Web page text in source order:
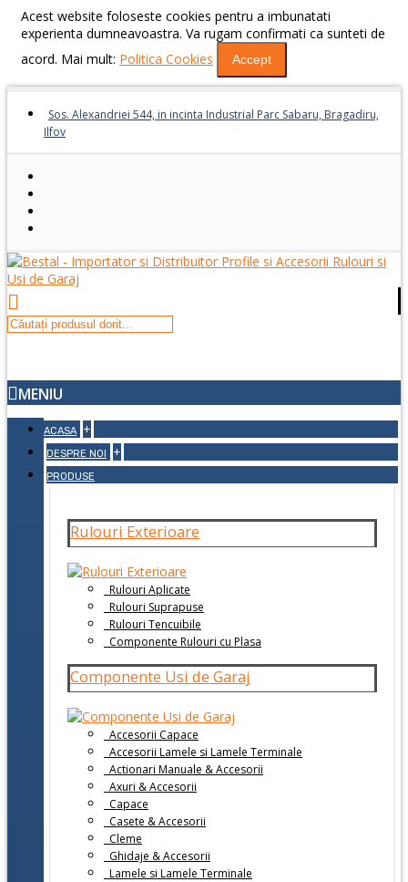
Acest website foloseste cookies pentru a imbunatati
experienta dumneavoastra. Va rugam confirmati ca sunteti de
acord. Mai mult: Politica Cookies Accept
Sos. Alexandriei 544, in incinta Industrial Parc Sabaru, Bragadiru,
Ilfov
MENIU
ACASA +
DESPRE NOI +
PRODUSE
Rulouri Exterioare
Rulouri Aplicate
Rulouri Suprapuse
Rulouri Tencuibile
Componente Rulouri cu Plasa
Componente Usi de Garaj
Accesorii Capace
Accesorii Lamele si Lamele Terminale
Actionari Manuale & Accesorii
Axuri & Accesorii
Capace
Casete & Accesorii
Cleme
Ghidaje & Accesorii
Lamele si Lamele Terminale